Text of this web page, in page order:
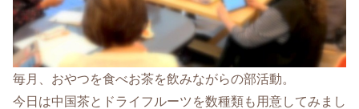
毎月、おやつを食べお茶を飲みながらの部活動。
今日は中国茶とドライフルーツを数種類も用意してみまし